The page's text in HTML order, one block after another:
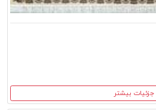
جزئیات بیشتر